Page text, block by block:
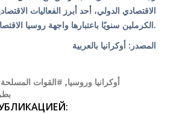
الاقتصادي الدولي، أحد أبرز الفعاليات
الكرملين سنويًا باعتبارها واجهة روسيا الاقتصادية أمام العالم.
المصدر: أوكرانيا بالعربية
#أوكرانيا وروسيا, #القوات المسلحة